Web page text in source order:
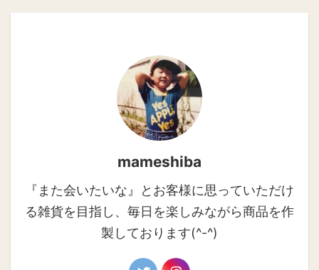
mameshiba
『また会いたいな』とお客様に思っていただけ
る雑貨を目指し、毎日を楽しみながら商品を作
製しております(^-^)